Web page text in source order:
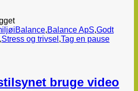
,Balance ApS,Godt
,Stress og trivsel ,Tag en pause
bruge video